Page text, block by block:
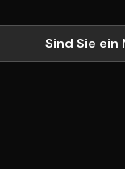
Sind Sie ein